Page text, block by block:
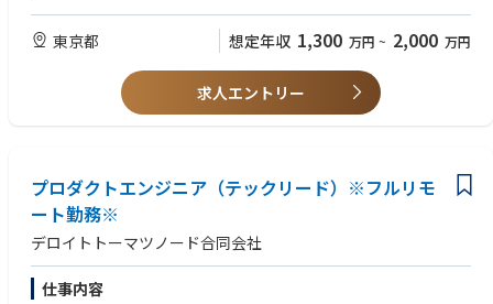
・組織成長を牽引するミッション
-マネージャー層を束ね、次世代リーダー育成やチーム拡大にも寄与できる
・多様な業界×技術領域へのアプローチ
-通信/製造/金融/小売など多様なクライアントを対象に、DX構想/AI/クラ
ウドなど幅広いテーマを推進
ら組織を作り上げるプレイングマネージャー型の役割を想定しています。
※適性に応じて国内CFO業務の一部移管も視野に入れています。
【歓迎スキル】
監査法人でのご経験、上場会社でのCFO経験
東京都 想定年収 1,300 万円 ~ 2,000 万円
求人エントリー
プロダクトエンジニア（テックリード）※フルリモ
ート勤務※
デロイトトーマツノード合同会社
仕事内容